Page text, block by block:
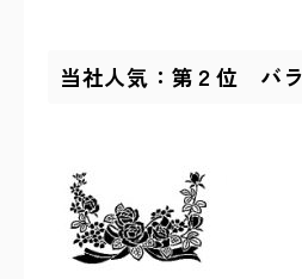
当社人気：第２位 バ